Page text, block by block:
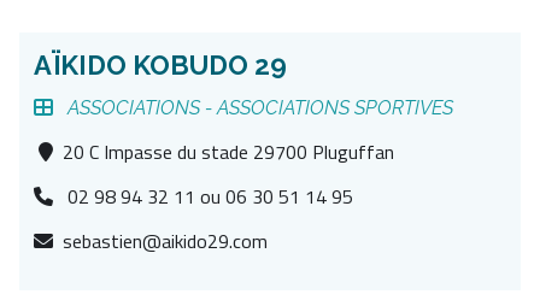
AÏKIDO KOBUDO 29
ASSOCIATIONS -ASSOCIATIONS SPORTIVES
20 C Impasse du stade 29700 Pluguffan
02 98 94 32 11 ou 06 30 51 14 95
sebastien@aikido29.com